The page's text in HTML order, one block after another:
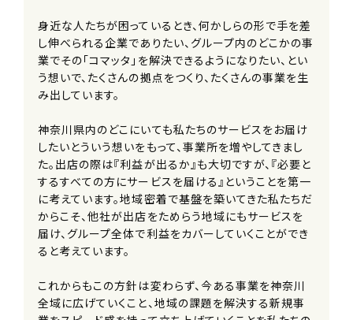
身近な人たちが困っているとき、何かしらの形で手を差
し伸べられる企業でありたい、グループ内のどこかの事
業でその「コマッタ」を解決できるようになりたい、とい
う想いで、たくさんの拠点をつくり、たくさんの事業を生
み出しています。
神奈川県内のどこにいても私たちのサービスをお届け
したいとういう想いをもって、事業所を増やしてきまし
た。出店の際は『利益が出るか』も大切ですが、『必要と
するすべての方にサービスを届ける』ということを第一
に考えています。地域密着で基盤を築いてきた私たちだ
からこそ、他社が出店をためらう地域にもサービスを
届け、グループ全体で利益をカバーしていくことができ
ると考えています。
これからもこの方針は変わらず、今ある事業を神奈川
全域に広げていくこと、地域の課題を解決する新規事